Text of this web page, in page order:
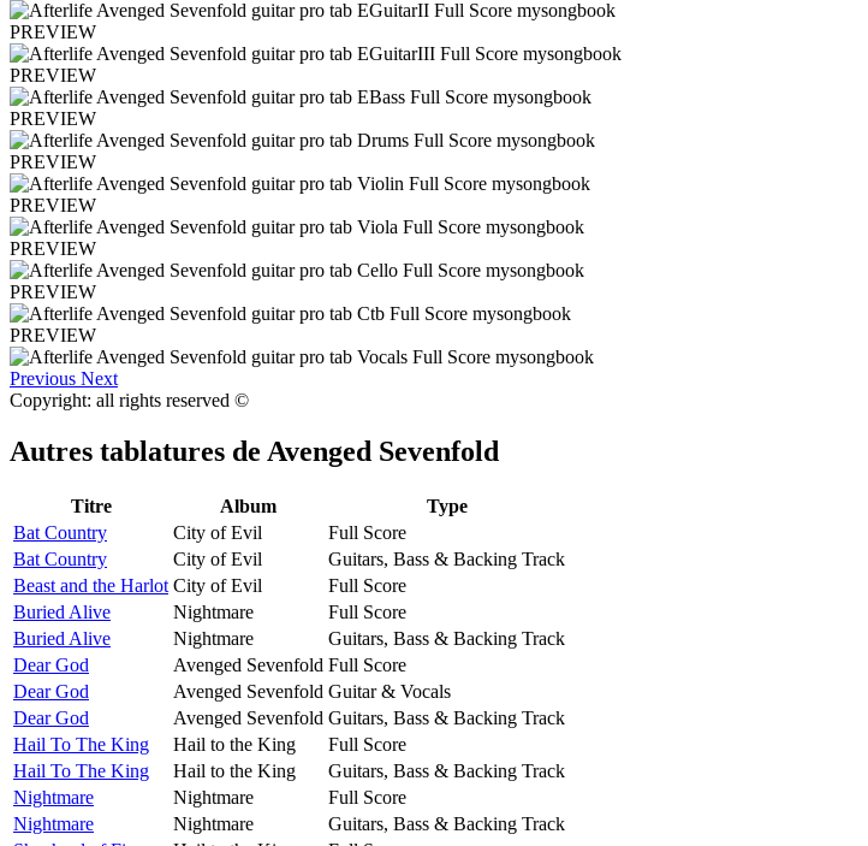
PREVIEW
PREVIEW
PREVIEW
PREVIEW
PREVIEW
PREVIEW
PREVIEW
PREVIEW
Previous Next
Copyright: all rights reserved ©
Autres tablatures de Avenged Sevenfold
Titre Album
Type
Bat Country
City of Evil
Full Score
Bat Country
City of Evil
Guitars, Bass & Backing Track
Beast and the Harlot City of Evil
Full Score
Buried Alive
Nightmare
Full Score
Buried Alive
Nightmare
Guitars, Bass & Backing Track
Dear God
Avenged Sevenfold Full Score
Dear God
Avenged Sevenfold Guitar & Vocals
Dear God
Avenged Sevenfold Guitars, Bass & Backing Track
Hail To The King
Hail to the King
Full Score
Hail To The King
Hail to the King
Guitars, Bass & Backing Track
Nightmare
Nightmare
Full Score
Nightmare
Nightmare
Guitars, Bass & Backing Track